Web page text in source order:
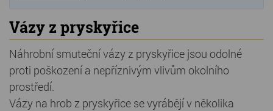
Produkty
Grilovací, pečící kameny
Lávové grilovací kameny
Kamenné truhlíky
Vázy z pryskyřice
Náhrobní smuteční vázy z pryskyřice jsou odolné
proti poškození a nepříznivým vlivům okolního
prostředí.
Vázy na hrob z pryskyřice se vyrábějí v několika